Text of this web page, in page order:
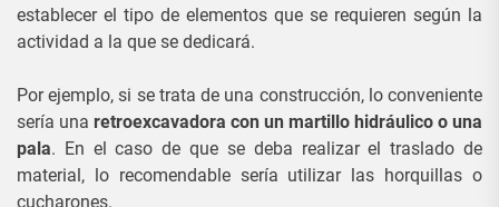
establecer el tipo de elementos que se requieren según la
actividad a la que se dedicará.
Por ejemplo, si se trata de una construcción, lo conveniente
sería una retroexcavadora con un martillo hidráulico o una
pala. En el caso de que se deba realizar el traslado de
material, lo recomendable sería utilizar las horquillas o
cucharones.